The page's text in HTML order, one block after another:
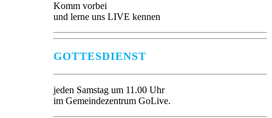
Komm vorbei
und lerne uns LIVE kennen
GOTTESDIENST
jeden Samstag um 11.00 Uhr
im Gemeindezentrum GoLive.